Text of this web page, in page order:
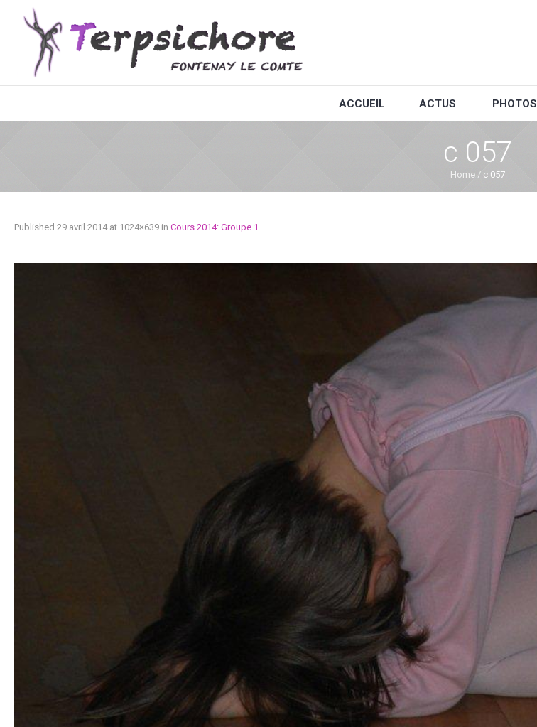
ACCUEIL ACTUS PHOTOS
c 057
Home / c 057
Published 29 avril 2014at 1024×639 in Cours 2014: Groupe 1 .
799